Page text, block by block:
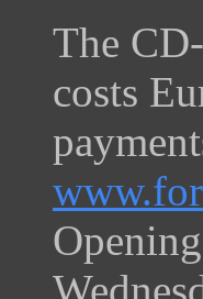
The
costs